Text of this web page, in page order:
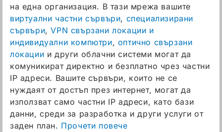
на една организация. В тази мрежа вашите
виртуални частни сървъри, специализирани
сървъри,VPN свързани локации и
индивидуални компютри, оптично свързани
локации и други облачни системи могат да
комуникират директно и безплатно чрез частни
IP адреси. Вашите сървъри, които не се
нуждаят от достъп през интернет, могат да
използват само частни IP адреси, като бази
данни, среди за разработка и други услуги от
заден план. Прочети повече